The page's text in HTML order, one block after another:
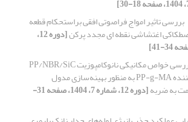
بررسی تاثیر امواج فراصوتی افقی براستحکام قطعه
اغتشاشی نقطه ای مجدد پرکن [دوره 12،
بررسی خواص مکانیکی نانوکامپوزیت PP/NBR/SiC
در حضور سازگارکننده PP-g-MA به منظور بهینه‌سازی مدول
به ضربه [دوره 12، شماره 7، 1404، صفحه 31-